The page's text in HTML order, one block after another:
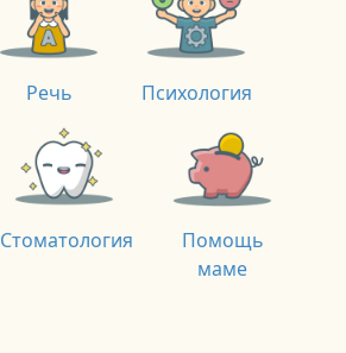
Речь Психология
Стоматология
Помощь
маме